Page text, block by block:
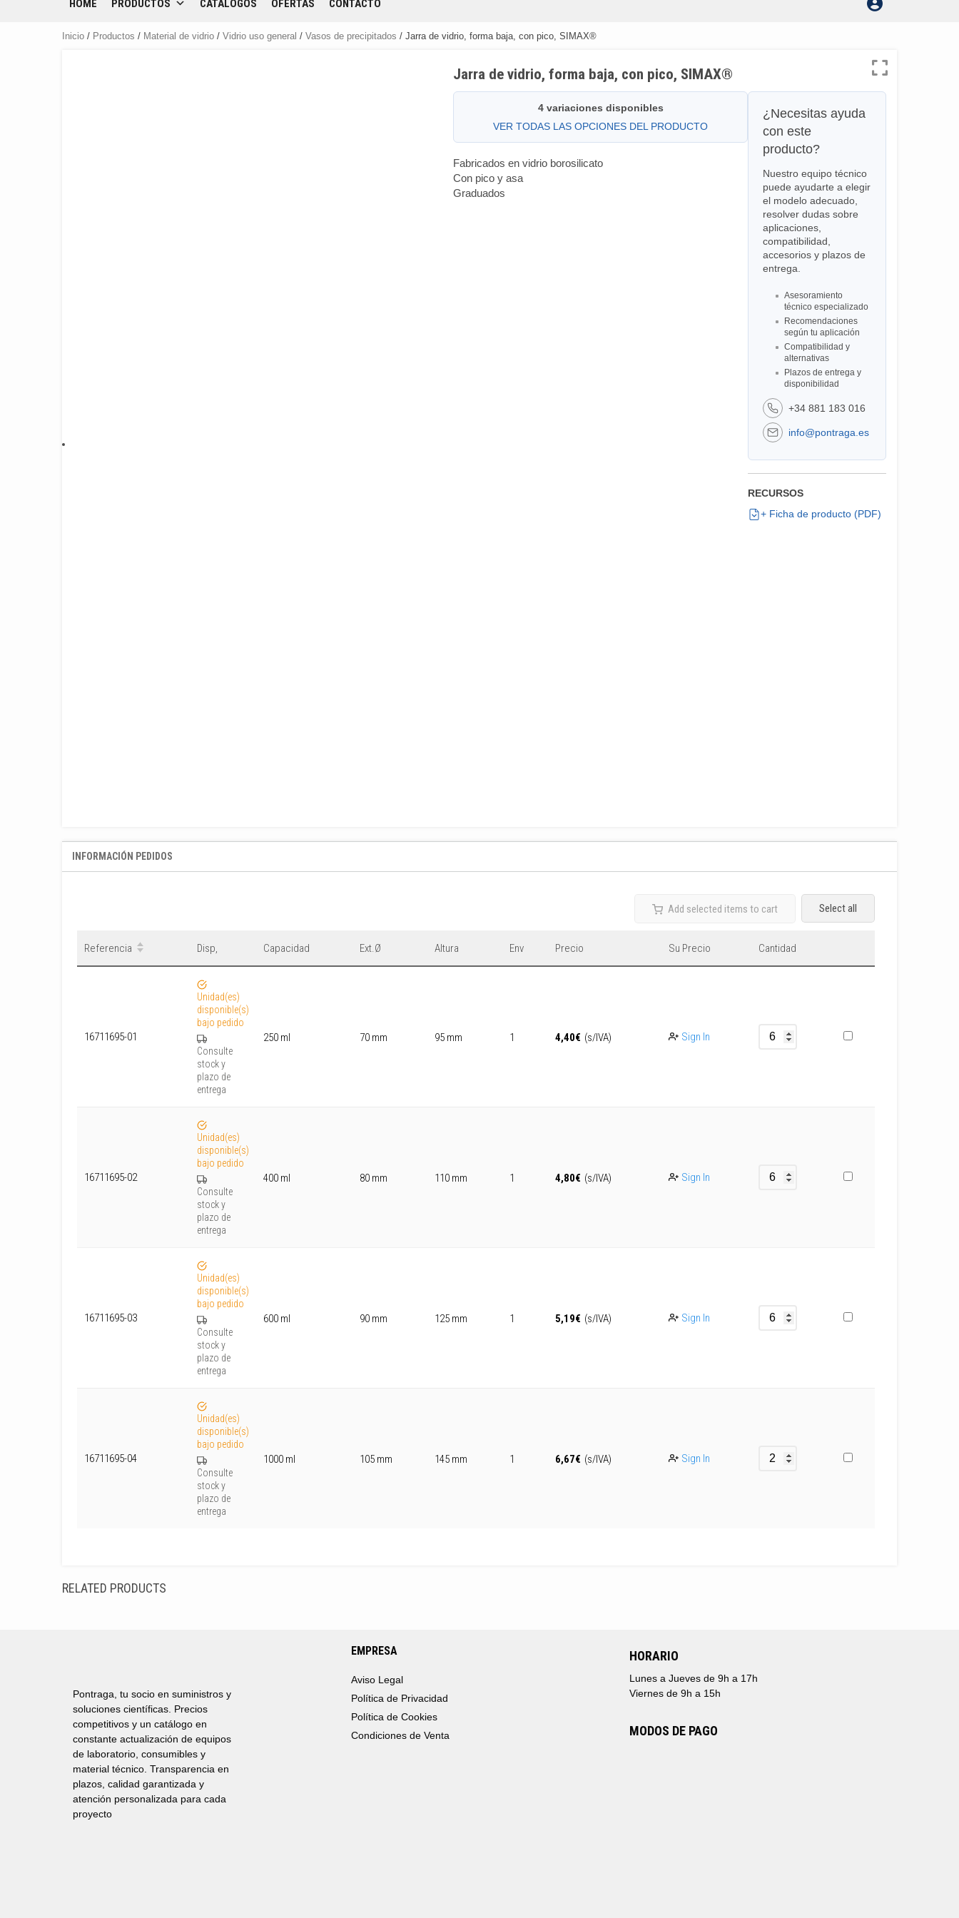
HOME PRODUCTOS CATÁLOGOS OFERTAS CONTACTO
Inicio / Productos / Material de vidrio / Vidrio uso general / Vasos de precipitados / Jarra de vidrio, forma baja, con pico, SIMAX®
Jarra de vidrio, forma baja, con pico, SIMAX®
4 variaciones disponibles
VER TODAS LAS OPCIONES DEL PRODUCTO
Fabricados en vidrio borosilicato
Con pico y asa
Graduados
¿Necesitas ayuda
con este
producto?
Nuestro equipo técnico
puede ayudarte a elegir
el modelo adecuado,
resolver dudas sobre
aplicaciones,
compatibilidad,
accesorios y plazos de
entrega.
Asesoramiento
técnico especializado
Recomendaciones
según tu aplicación
Compatibilidad y
alternativas
Plazos de entrega y
disponibilidad
+34 881 183 016
info@pontraga.es
RECURSOS
+ Ficha de producto (PDF)
INFORMACIÓN PEDIDOS
Add selected items to cart Select all
Referencia Disp, Capacidad Ext.Ø Altura Env Precio Su Precio Cantidad
16711695-01
Unidad(es)
disponible(s)
bajo pedido
Consulte
stock y
plazo de
entrega
250 ml 70 mm 95 mm 1 4,40€ (s/IVA) Sign In
16711695-02
Unidad(es)
disponible(s)
bajo pedido
Consulte
stock y
plazo de
entrega
400 ml 80 mm 110 mm 1 4,80€ (s/IVA) Sign In
16711695-03
Unidad(es)
disponible(s)
bajo pedido
Consulte
stock y
plazo de
entrega
600 ml 90 mm 125 mm 1 5,19€ (s/IVA) Sign In
16711695-04
Unidad(es)
disponible(s)
bajo pedido
Consulte
stock y
plazo de
entrega
1000 ml 105 mm 145 mm 1 6,67€ (s/IVA) Sign In
RELATED PRODUCTS
Pontraga, tu socio en suministros y
soluciones científicas. Precios
competitivos y un catálogo en
constante actualización de equipos
de laboratorio, consumibles y
material técnico. Transparencia en
plazos, calidad garantizada y
atención personalizada para cada
proyecto
EMPRESA
Aviso Legal
Política de Privacidad
Política de Cookies
Condiciones de Venta
HORARIO
Lunes a Jueves de 9h a 17h
Viernes de 9h a 15h
MODOS DE PAGO